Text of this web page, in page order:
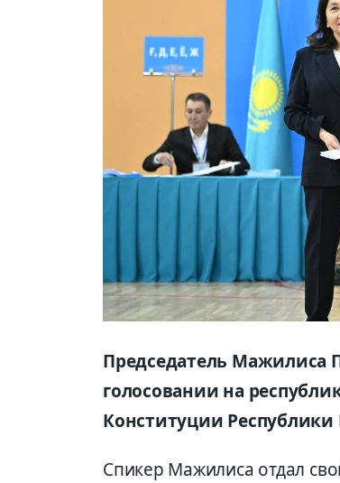
Председатель Мажилиса
голосовании на
Конституции Республики
Спикер Мажилиса отдал